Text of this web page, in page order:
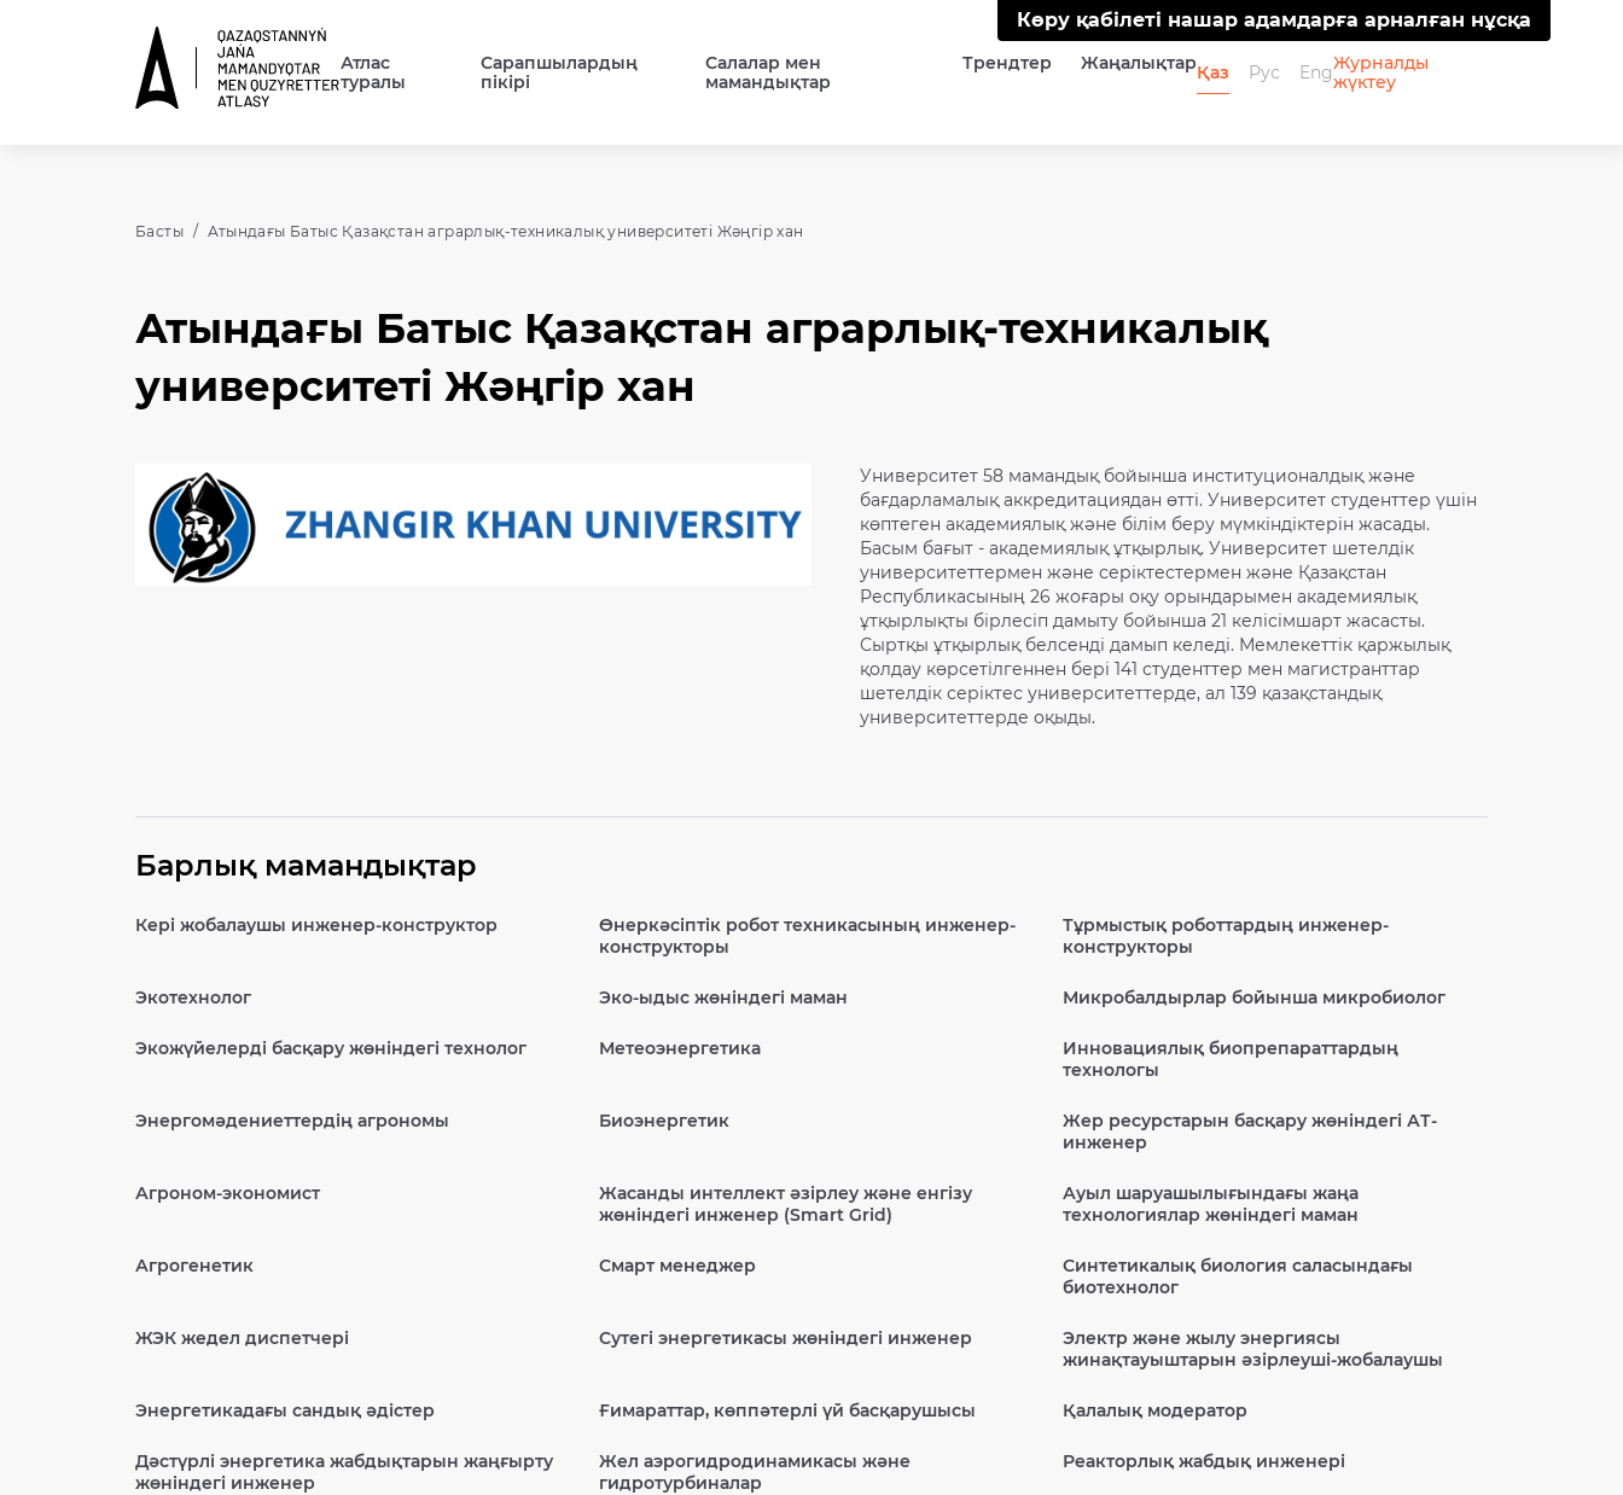
Атлас
туралы
Сарапшылардың
пікірі
Салалар мен
мамандықтар
Трендтер ЖаңалықтарҚаз Рус Eng
Көру қабілеті нашар адамдарға арналған нұсқа
Журналды
жүктеу
Басты Атындағы Батыс Қазақстан аграрлық-техникалық университеті Жәңгір хан
Атындағы Батыс Қазақстан аграрлық-техникалық
университеті Жәңгір хан
Университет 58 мамандық бойынша институционалдық және
бағдарламалық аккредитациядан өтті. Университет студенттер үшін
көптеген академиялық және білім беру мүмкіндіктерін жасады.
Басым бағыт - академиялық ұтқырлық. Университет шетелдік
университеттермен және серіктестермен және Қазақстан
Республикасының 26 ​​жоғары оқу орындарымен академиялық
ұтқырлықты бірлесіп дамыту бойынша 21 келісімшарт жасасты.
Сыртқы ұтқырлық белсенді дамып келеді. Мемлекеттік қаржылық
қолдау көрсетілгеннен бері 141 студенттер мен магистранттар
шетелдік серіктес университеттерде, ал 139 қазақстандық
университеттерде оқыды.
Барлық мамандықтар
Кері жобалаушы инженер-конструктор
Өнеркәсіптік робот техникасының инженер-
конструкторы
Тұрмыстық роботтардың инженер-
конструкторы
Экотехнолог Эко-ыдыс жөніндегі маман Микробалдырлар бойынша микробиолог
Экожүйелерді басқару жөніндегі технолог Метеоэнергетика
Инновациялық биопрепараттардың
технологы
Энергомәдениеттердің агрономы Биоэнергетик
Жер ресурстарын басқару жөніндегі АТ-
инженер
Агроном-экономист
Жасанды интеллект әзірлеу және енгізу
жөніндегі инженер (Smart Grid)
Ауыл шаруашылығындағы жаңа
технологиялар жөніндегі маман
Агрогенетик Смарт менеджер
Синтетикалық биология саласындағы
биотехнолог
ЖЭК жедел диспетчері Сутегі энергетикасы жөніндегі инженер
Электр және жылу энергиясы
жинақтауыштарын әзірлеуші-жобалаушы
Энергетикадағы сандық әдістер Ғимараттар, көппәтерлі үй басқарушысы Қалалық модератор
Дәстүрлі энергетика жабдықтарын жаңғырту
жөніндегі инженер
Жел аэрогидродинамикасы және
гидротурбиналар
Реакторлық жабдық инженері